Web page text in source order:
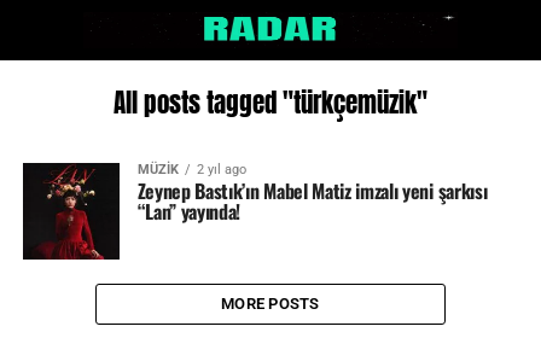
All posts tagged "türkçemüzik"
MÜZİK 2 yıl ago
Zeynep Bastık’ın Mabel Matiz imzalı yeni şarkısı
“Lan” yayında!
MORE POSTS